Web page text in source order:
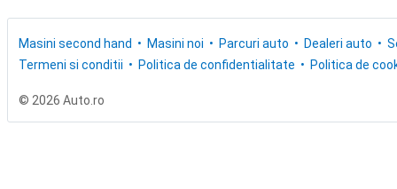
Masini second hand Masini noi Parcuri auto Dealeri auto
Termeni si conditii
Politica de confidentialitate Politica de
© 2026 Auto.ro